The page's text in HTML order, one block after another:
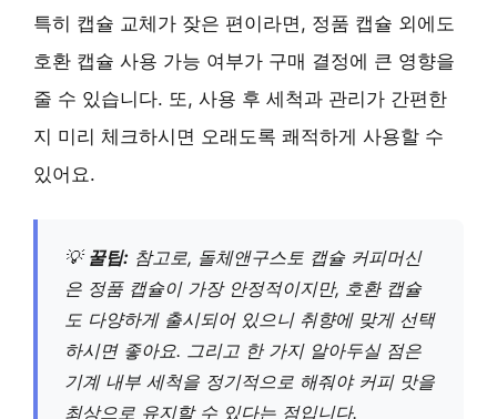
특히 캡슐 교체가 잦은 편이라면, 정품 캡슐 외에도
호환 캡슐 사용 가능 여부가 구매 결정에 큰 영향을
줄 수 있습니다. 또, 사용 후 세척과 관리가 간편한
지 미리 체크하시면 오래도록 쾌적하게 사용할 수
있어요.
💡 꿀팁: 참고로, 돌체앤구스토 캡슐 커피머신
은 정품 캡슐이 가장 안정적이지만, 호환 캡슐
도 다양하게 출시되어 있으니 취향에 맞게 선택
하시면 좋아요. 그리고 한 가지 알아두실 점은
기계 내부 세척을 정기적으로 해줘야 커피 맛을
최상으로 유지할 수 있다는 점입니다.